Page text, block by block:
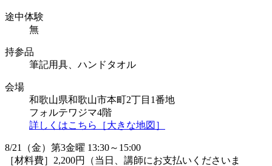
途中体験
無
持参品
筆記用具、ハンドタオル
会場
和歌山県和歌山市本町2丁目1番地
フォルテワジマ4階
詳しくはこちら［大きな地図］
8/21（金）第3金曜 13:30～15:00
［材料費］2,200円（当日、講師にお支払いくださいま